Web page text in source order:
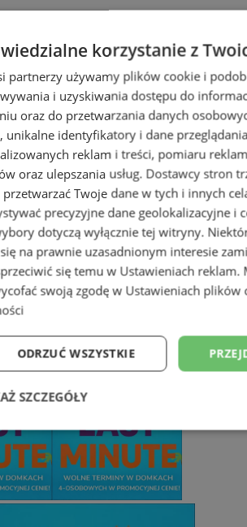
kryminalne w Tychach
lokalne
samochodowe do -70%!
stron www - Tychy
pracę - codziennie nowe
korzystanie z
partnerzy używamy plików cookie i
i uzyskiwania dostępu do
oraz do przetwarzania danych
unikalne identyfikatory i dane
reklam i treści, pomiaru
oraz ulepszania usług. Dostawcy stron
Twoje dane w tych i innych
precyzyjne dane geolokalizacyjne i
dotyczą wyłącznie tej witryny.
na prawnie uzasadnionym interesie
się temu w Ustawieniach reklam.
swoją zgodę w Ustawieniach plików
ODRZUĆ WSZYSTKIE
SZCZEGÓŁY
Wydajność
Niesklasyfikowane